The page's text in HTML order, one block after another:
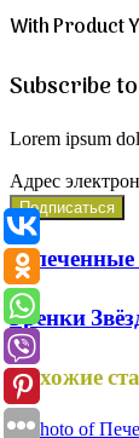
With Product
Subscribe
Lorem ipsum
Адрес
Гренки
Похожие